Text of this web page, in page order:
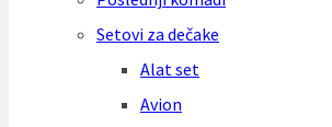
Setovi za dečake
Alat set
Avion